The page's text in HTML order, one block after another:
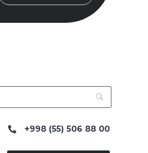
+998 (55) 506 88 00